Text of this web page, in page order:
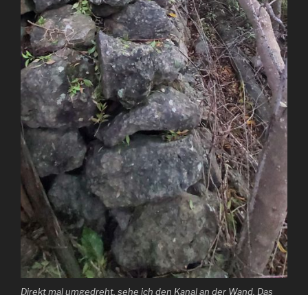
Direkt mal umgedreht, sehe ich den Kanal an der Wand. Das